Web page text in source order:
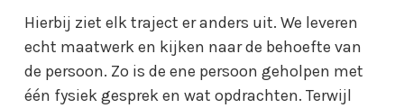
Hierbij ziet elk traject er anders uit. We leveren
echt maatwerk en kijken naar de behoefte van
de persoon. Zo is de ene persoon geholpen met
één fysiek gesprek en wat opdrachten. Terwijl